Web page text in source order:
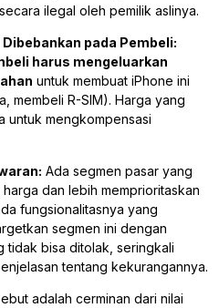
ilegal oleh pemilik aslinya.
pada Pembeli:
harus mengeluarkan
untuk membuat iPhone ini
membeli R-SIM). Harga yang
untuk mengkompensasi
Ada segmen pasar yang
dan lebih memprioritaskan
fungsionalitasnya yang
segmen ini dengan
tidak bisa ditolak, seringkali
tentang kekurangannya.
adalah cerminan dari nilai